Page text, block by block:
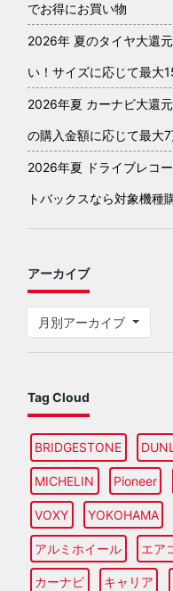
でお得にお買い物
2026年 夏のタイヤ大還
い！サイズに応じて最大
2026年夏 カーナビ大還
の購入金額に応じて最大7
2026年夏 ドライブレコ
トバックスなら対象機種
アーカイブ
月別アーカイブ
Tag Cloud
BRIDGESTONE
MICHELIN Pioneer
VOXY YOKOHAMA
アルミホイール エア
カーナビ キャリア